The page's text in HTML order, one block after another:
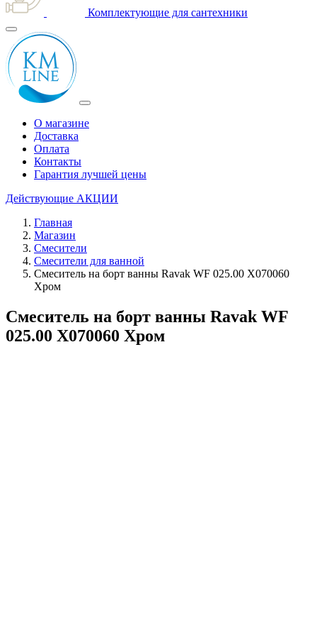
Комплектующие для сантехники
О магазине
Доставка
Оплата
Контакты
Гарантия лучшей цены
Действующие АКЦИИ
Главная
Магазин
Смесители
Смесители для ванной
Смеситель на борт ванны Ravak WF 025.00 X070060
Хром
Смеситель на борт ванны Ravak WF
025.00 X070060 Хром